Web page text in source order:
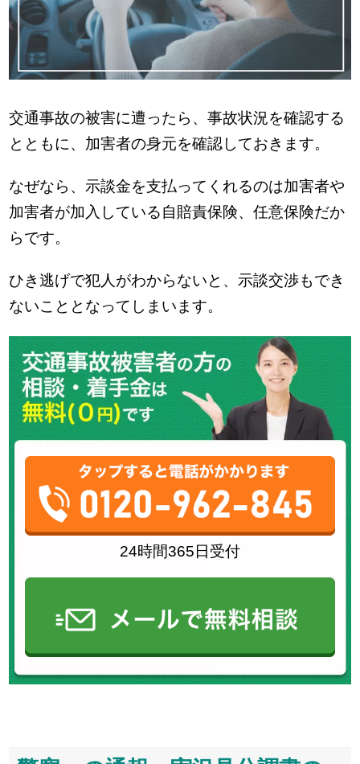
交通事故の被害に遭ったら、事故状況を確認する
とともに、加害者の身元を確認しておきます。
なぜなら、示談金を支払ってくれるのは加害者や
加害者が加入している自賠責保険、任意保険だか
らです。
ひき逃げで犯人がわからないと、示談交渉もでき
ないこととなってしまいます。
24時間365日受付